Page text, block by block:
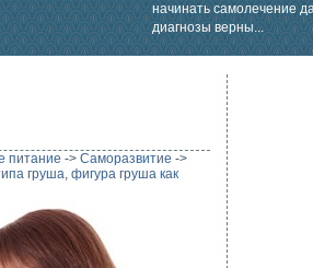
начинать самолечение
диагнозы верны...
питание -> Саморазвитие ->
груша, фигура груша как